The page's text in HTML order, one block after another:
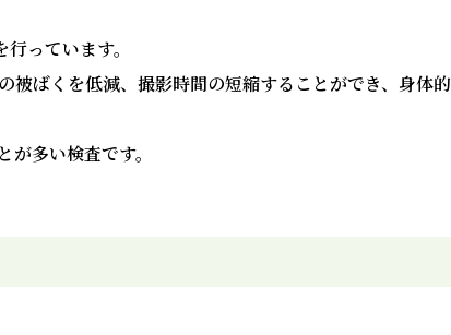
っています。
ばくを低減、撮影時間の短縮することができ、身体的
多い検査です。